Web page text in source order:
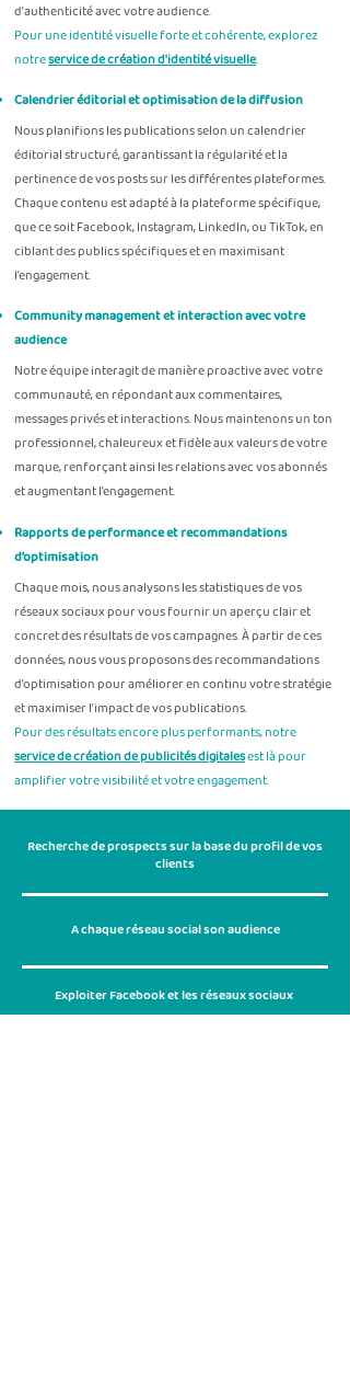
d’authenticité avec votre audience.
Pour une identité visuelle forte et cohérente, explorez
notreservice de création d'identité visuelle.
Calendrier éditorial et optimisation de la diffusion
Nous planifions les publications selon un calendrier
éditorial structuré, garantissant la régularité et la
pertinence de vos posts sur les différentes plateformes.
Chaque contenu est adapté à la plateforme spécifique,
que ce soit Facebook, Instagram, LinkedIn, ou TikTok, en
ciblant des publics spécifiques et en maximisant
l’engagement.
Community management et interaction avec votre
audience
Notre équipe interagit de manière proactive avec votre
communauté, en répondant aux commentaires,
messages privés et interactions. Nous maintenons un ton
professionnel, chaleureux et fidèle aux valeurs de votre
marque, renforçant ainsi les relations avec vos abonnés
et augmentant l’engagement.
Rapports de performance et recommandations
d’optimisation
Chaque mois, nous analysons les statistiques de vos
réseaux sociaux pour vous fournir un aperçu clair et
concret des résultats de vos campagnes. À partir de ces
données, nous vous proposons des recommandations
d’optimisation pour améliorer en continu votre stratégie
et maximiser l’impact de vos publications.
Pour des résultats encore plus performants, notre
service de création de publicités digitalesest là pour
amplifier votre visibilité et votre engagement.
Recherche de prospects sur la base du profil de vos
clients
A chaque réseau social son audience
Exploiter Facebook et les réseaux sociaux